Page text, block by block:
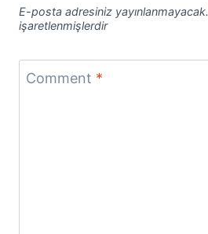
E-posta adresiniz yayınlanmayacak.
işaretlenmişlerdir
Comment *